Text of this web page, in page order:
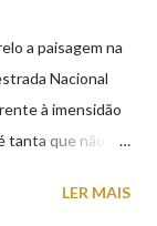
a paisagem na
Nacional
à imensidão
tanta que não
LER MAIS